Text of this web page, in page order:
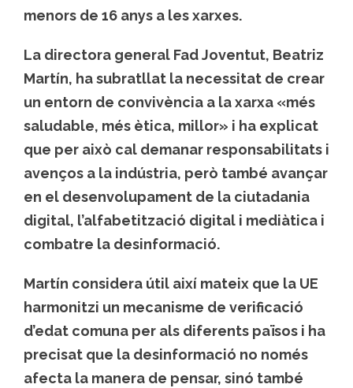
menors de 16 anys a les xarxes.
La directora general Fad Joventut, Beatriz
Martín, ha subratllat la necessitat de crear
un entorn de convivència a la xarxa «més
saludable, més ètica, millor» i ha explicat
que per això cal demanar responsabilitats i
avenços a la indústria, però també avançar
en el desenvolupament de la ciutadania
digital, l’alfabetització digital i mediàtica i
combatre la desinformació.
Martín considera útil així mateix que la UE
harmonitzi un mecanisme de verificació
d’edat comuna per als diferents països i ha
precisat que la desinformació no només
afecta la manera de pensar, sinó també